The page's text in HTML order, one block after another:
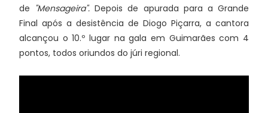
de "Mensageira".Depois de apurada para a Grande
Final após a desistência de Diogo Piçarra, a cantora
alcançou o 10.º lugar na gala em Guimarães com 4
pontos, todos oriundos do júri regional.